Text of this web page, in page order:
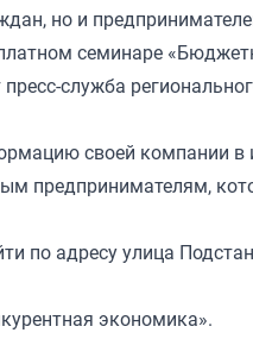
но и
семинаре
служба
своей компании в
предпринимателям,
по адресу улица
экономика».